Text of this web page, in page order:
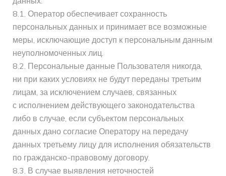
8.1. Оператор обеспечивает сохранность
персональных данных и принимает все возможные
меры, исключающие доступ к персональным данным
неуполномоченных лиц.
8.2. Персональные данные Пользователя никогда,
ни при каких условиях не будут переданы третьим
лицам, за исключением случаев, связанных
с исполнением действующего законодательства
либо в случае, если субъектом персональных
данных дано согласие Оператору на передачу
данных третьему лицу для исполнения обязательств
по гражданско-правовому договору.
8.3. В случае выявления неточностей